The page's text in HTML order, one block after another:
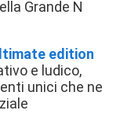
Grande N
edition
e ludico,
unici che ne